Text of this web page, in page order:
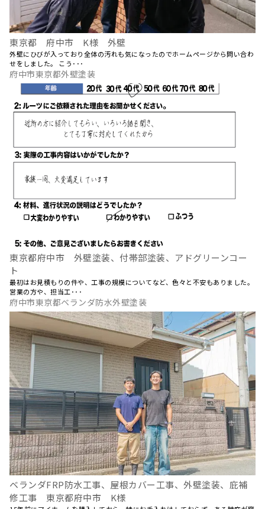
東京都 府中市 K様 外壁
外壁にひびが入っており全体の汚れも気になったのでホームページから問い合わ
せをしました。 こう･･･
府中市東京都外壁塗装
東京都府中市 外壁塗装、付帯部塗装、アドグリーンコー
ト
最初はお見積もりの件や、工事の規模についてなど、色々と不安もありました。
営業の方や、担当工･･･
府中市東京都ベランダ防水外壁塗装
ベランダFRP防水工事、屋根カバー工事、外壁塗装、庇補
修工事 東京都府中市 K様